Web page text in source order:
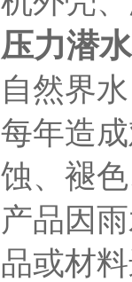
压力潜
自然界
每年造
蚀、褪
产品因
品或材